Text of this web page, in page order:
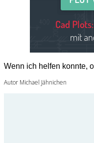
Wenn ich helfen konnte,
Autor Michael Jähnichen